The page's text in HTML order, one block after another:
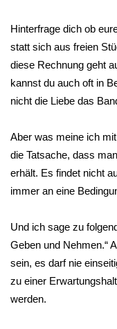
Hinterfrage dich ob
statt sich aus freien
diese Rechnung geht
kannst du auch oft in
nicht die Liebe das
Aber was meine ich
die Tatsache, dass
erhält. Es findet nicht
immer an eine
Und ich sage zu
Geben und Nehmen.“
sein, es darf nie
zu einer
werden.